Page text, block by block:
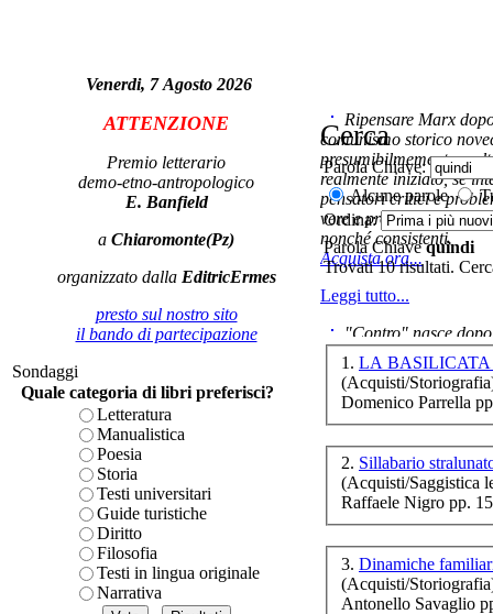
Le
Venerdi, 7 Agosto 2026
ATTENZIONE
Premio letterario
demo-etno-antropologico
E. Banfield
a Chiaromonte(Pz)
organizzato dalla EditricErmes
presto sul nostro sito
il bando di partecipazione
Sondaggi
Quale categoria di libri preferisci?
Letteratura
Manualistica
Poesia
Storia
Testi universitari
Guide turistiche
Diritto
Filosofia
Testi in lingua originale
Narrativa
Ripensare Marx
comunismo storico
presumibilmemente
realmente iniziato, se
pensatori critici e
vere e proprie correnti
nonché consistenti.
Acquista ora...
Leggi tutto...
"Contro" nasce
cominciato con la
ripensaremarx. i saggi
questa collaborazione
è teorica, sempre però
presente fase.
Acquista ora...
A feed could not be
http://www.lastampa.it/
Cerca
Parola Chiave:
Alcune parole
Ordina:
Parola Chiavequindi
Trovati 10 risultati.
1. LA
(Acquisti/
Domenico Parrella
2. Sillabario
(Acquisti/Saggistica
Raffaele Nigro pp.
3. Dinamiche
(Acquisti/
Antonello Savaglio